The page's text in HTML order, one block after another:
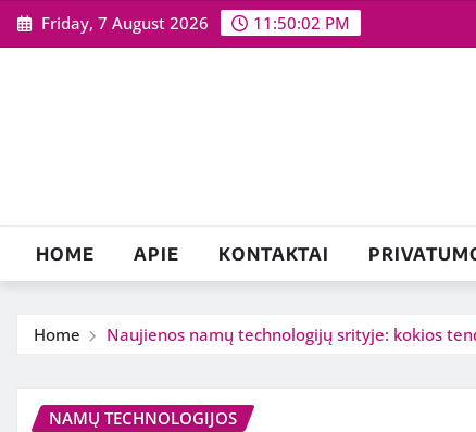
Skip
to
Friday, 7 August 2026 11:50:03 PM
HOME APIE KONTAKTAI
Home Naujienos namų technologijų srityje: kokios
NAMŲ TECHNOLOGIJOS